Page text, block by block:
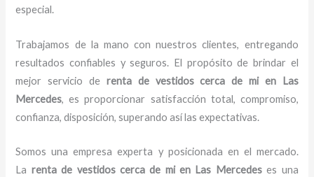
especial.
Trabajamos de la mano con nuestros clientes, entregando
resultados confiables y seguros. El propósito de brindar el
mejor servicio de renta de vestidos cerca de mien Las
Mercedes, es proporcionar satisfacción total, compromiso,
confianza, disposición, superando así las expectativas.
Somos una empresa experta y posicionada en el mercado.
La renta de vestidos cerca de mi en Las Mercedeses una